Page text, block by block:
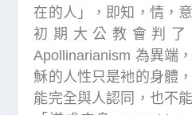
在的人」，即知，情，
初期大公教會判
Apollinarianism 為異端
穌的人性只是衪的身體
能完全與人認同，也不